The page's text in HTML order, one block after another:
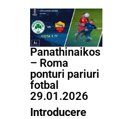
Panathinaikos
– Roma
ponturi pariuri
fotbal
29.01.2026
Introducere